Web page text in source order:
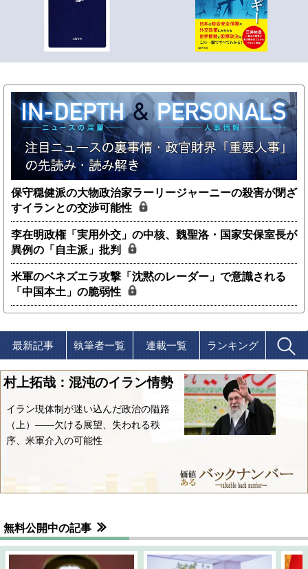
保守穏健派の大物政治家ラーリージャーニーの殺害が閉ざ
すイランとの交渉可能性
李在明政権「実用外交」の中核、魏聖洛・国家安保室長が
異例の「自主派」批判
米軍のベネズエラ攻撃「沈黙のレーダー」で意識される
「中国本土」の脆弱性
最新記事 執筆者一覧 連載一覧 ランキング
村上拓哉：混沌のイラン情勢
イラン現体制が迷い込んだ政治の隘路
（上）――欠ける展望、失われる秩
序、米軍介入の可能性
無料公開中の記事